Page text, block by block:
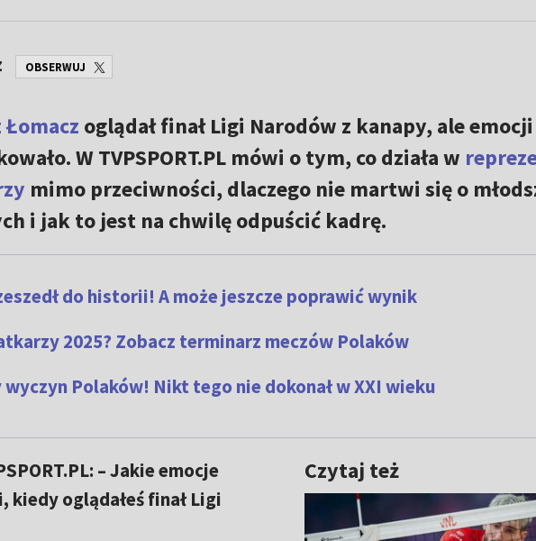
OBSERWUJ
oglądał finał Ligi Narodów z kanapy, ale
W TVPSPORT.PL mówi o tym, co działa w
mimo przeciwności, dlaczego nie martwi się o
i jak to jest na chwilę odpuścić kadrę.
do historii! A może jeszcze poprawić wynik
2025? Zobacz terminarz meczów Polaków
Polaków! Nikt tego nie dokonał w XXI wieku
Czytaj też
– Jakie emocje
kiedy oglądałeś finał Ligi